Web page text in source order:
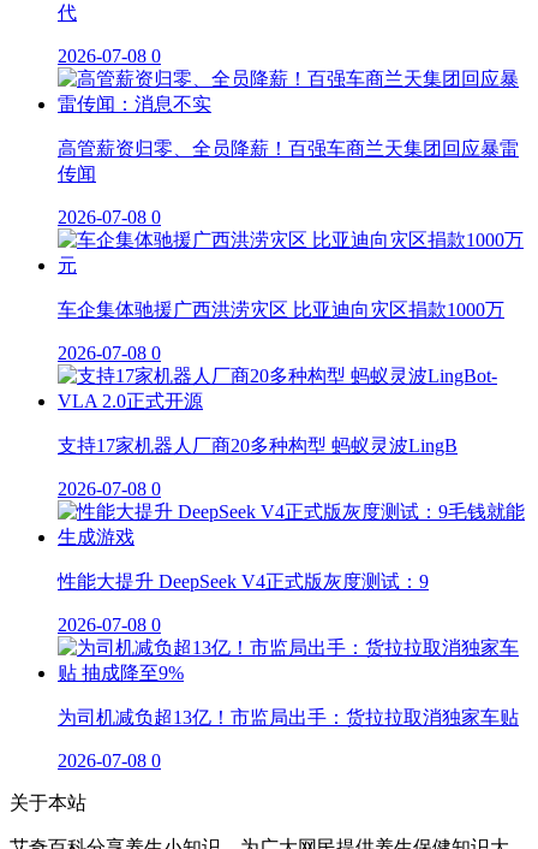
代
2026-07-08 0
高管薪资归零、全员降薪！百强车商兰天集团回应暴雷
传闻
2026-07-08 0
车企集体驰援广西洪涝灾区 比亚迪向灾区捐款1000万
2026-07-08 0
支持17家机器人厂商20多种构型 蚂蚁灵波LingB
2026-07-08 0
性能大提升 DeepSeek V4正式版灰度测试：9
2026-07-08 0
为司机减负超13亿！市监局出手：货拉拉取消独家车贴
2026-07-08 0
关于本站